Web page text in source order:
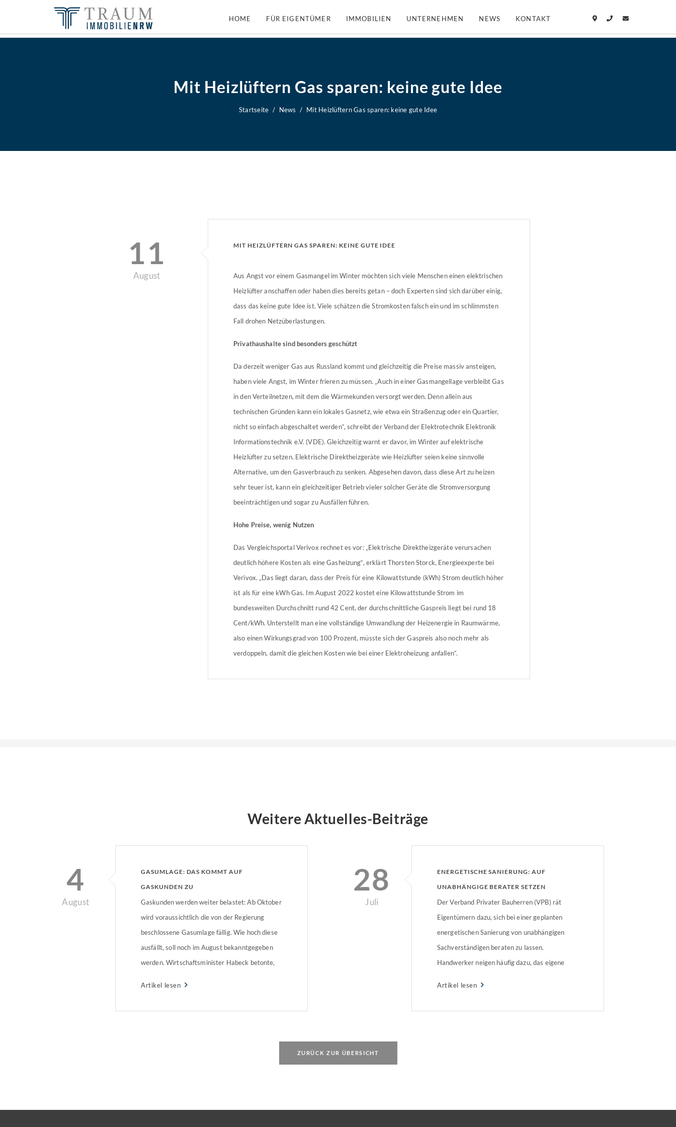
HOME FÜR EIGENTÜMER IMMOBILIEN UNTERNEHMEN NEWS KONTAKT
Mit Heizlüftern Gas sparen: keine gute Idee
Startseite News Mit Heizlüftern Gas sparen: keine gute Idee
11
August
MIT HEIZLÜFTERN GAS SPAREN: KEINE GUTE IDEE
Aus Angst vor einem Gasmangel im Winter möchten sich viele Menschen einen elektrischen
Heizlüfter anschaffen oder haben dies bereits getan – doch Experten sind sich darüber einig,
dass das keine gute Idee ist. Viele schätzen die Stromkosten falsch ein und im schlimmsten
Fall drohen Netzüberlastungen.
Privathaushalte sind besonders geschützt
Da derzeit weniger Gas aus Russland kommt und gleichzeitig die Preise massiv ansteigen,
haben viele Angst, im Winter frieren zu müssen. „Auch in einer Gasmangellage verbleibt Gas
in den Verteilnetzen, mit dem die Wärmekunden versorgt werden. Denn allein aus
technischen Gründen kann ein lokales Gasnetz, wie etwa ein Straßenzug oder ein Quartier,
nicht so einfach abgeschaltet werden“, schreibt der Verband der Elektrotechnik Elektronik
Informationstechnik e.V. (VDE). Gleichzeitig warnt er davor, im Winter auf elektrische
Heizlüfter zu setzen. Elektrische Direktheizgeräte wie Heizlüfter seien keine sinnvolle
Alternative, um den Gasverbrauch zu senken. Abgesehen davon, dass diese Art zu heizen
sehr teuer ist, kann ein gleichzeitiger Betrieb vieler solcher Geräte die Stromversorgung
beeinträchtigen und sogar zu Ausfällen führen.
Hohe Preise, wenig Nutzen
Das Vergleichsportal Verivox rechnet es vor: „Elektrische Direktheizgeräte verursachen
deutlich höhere Kosten als eine Gasheizung“, erklärt Thorsten Storck, Energieexperte bei
Verivox. „Das liegt daran, dass der Preis für eine Kilowattstunde (kWh) Strom deutlich höher
ist als für eine kWh Gas. Im August 2022 kostet eine Kilowattstunde Strom im
bundesweiten Durchschnitt rund 42 Cent, der durchschnittliche Gaspreis liegt bei rund 18
Cent/kWh. Unterstellt man eine vollständige Umwandlung der Heizenergie in Raumwärme,
also einen Wirkungsgrad von 100 Prozent, müsste sich der Gaspreis also noch mehr als
verdoppeln, damit die gleichen Kosten wie bei einer Elektroheizung anfallen“.
Weitere Aktuelles-Beiträge
4
August
GASUMLAGE: DAS KOMMT AUF
GASKUNDEN ZU
Gaskunden werden weiter belastet: Ab Oktober
wird voraussichtlich die von der Regierung
beschlossene Gasumlage fällig. Wie hoch diese
ausfällt, soll noch im August bekanntgegeben
werden. Wirtschaftsminister Habeck betonte,
Artikel lesen
28
Juli
ENERGETISCHE SANIERUNG: AUF
UNABHÄNGIGE BERATER SETZEN
Der Verband Privater Bauherren (VPB) rät
Eigentümern dazu, sich bei einer geplanten
energetischen Sanierung von unabhängigen
Sachverständigen beraten zu lassen.
Handwerker neigen häufig dazu, das eigene
Artikel lesen
ZURÜCK ZUR ÜBERSICHT